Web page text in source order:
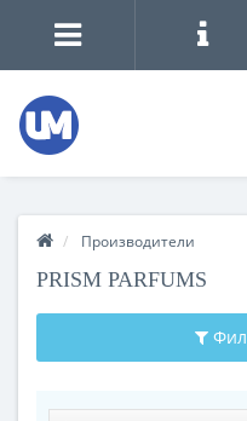
Производители
PRISM PARFUMS